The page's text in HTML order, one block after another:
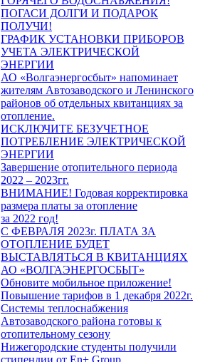
ПОГАСИ ДОЛГИ И ПОДАРОК
ПОЛУЧИ!
ГРАФИК УСТАНОВКИ ПРИБОРОВ
УЧЕТА ЭЛЕКТРИЧЕСКОЙ
ЭНЕРГИИ
АО «Волгаэнергосбыт» напоминает
жителям Автозаводского и Ленинского
районов об отдельных квитанциях за
отопление.
ИСКЛЮЧИТЕ БЕЗУЧЕТНОЕ
ПОТРЕБЛЕНИЕ ЭЛЕКТРИЧЕСКОЙ
ЭНЕРГИИ
Завершение отопительного периода
2022 – 2023гг.
ВНИМАНИЕ! Годовая корректировка
размера платы за отопление
за 2022 год!
С ФЕВРАЛЯ 2023г. ПЛАТА ЗА
ОТОПЛЕНИЕ БУДЕТ
ВЫСТАВЛЯТЬСЯ В КВИТАНЦИЯХ
АО «ВОЛГАЭНЕРГОСБЫТ»
Обновите мобильное приложение!
Повышение тарифов в 1 декабря 2022г.
Системы теплоснабжения
Автозаводского района готовы к
отопительному сезону
Нижегородские студенты получили